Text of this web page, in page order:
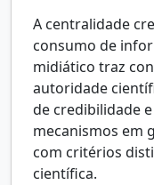
A centralidade
consumo de
midiático traz
autoridade
de credibilidade
mecanismos em
com critérios
científica.